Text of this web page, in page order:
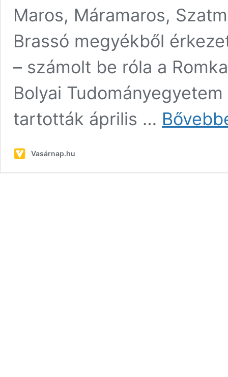
Maros, Máramaros,
Brassó megyékből
– számolt be róla a
Bolyai
tartották április …
Vasárnap.hu